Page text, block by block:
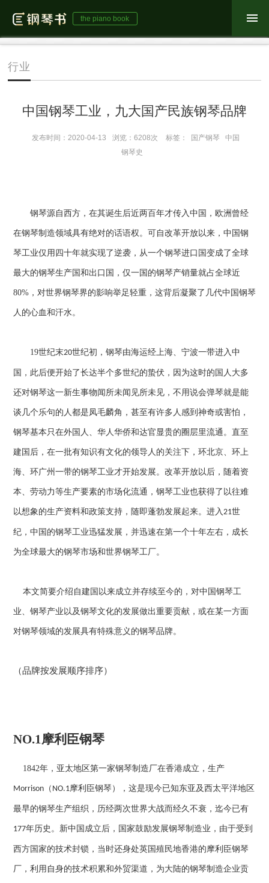
the piano book
行业
中国钢琴工业，九大国产民族钢琴品牌
发布时间：2020-04-13 浏览：6208次 标签： 国产钢琴
中国
钢琴史
钢琴源自西方，在其诞生后近两百年才传入中国，欧洲曾经
在钢琴制造领域具有绝对的话语权。可自改革开放以来，中国钢
琴工业仅用四十年就实现了逆袭，从一个钢琴进口国变成了全球
最大的钢琴生产国和出口国，仅一国的钢琴产销量就占全球近
80%，对世界钢琴界的影响举足轻重，这背后凝聚了几代中国钢琴
人的心血和汗水。
19世纪末20世纪初，钢琴由海运经上海、宁波一带进入中
国，此后便开始了长达半个多世纪的蛰伏，因为这时的国人大多
还对钢琴这一新生事物闻所未闻见所未见，不用说会弹琴就是能
谈几个乐句的人都是凤毛麟角，甚至有许多人感到神奇或害怕，
钢琴基本只在外国人、华人华侨和达官显贵的圈层里流通。直至
建国后，在一批有知识有文化的领导人的关注下，环北京、环上
海、环广州一带的钢琴工业才开始发展。改革开放以后，随着资
本、劳动力等生产要素的市场化流通，钢琴工业也获得了以往难
以想象的生产资料和政策支持，随即蓬勃发展起来。进入 21世
纪，中国的钢琴工业迅猛发展，并迅速在第一个十年左右，成长
为全球最大的钢琴市场和世界钢琴工厂。
本文简要介绍自建国以来成立并存续至今的，对中国钢琴工
业、钢琴产业以及钢琴文化的发展做出重要贡献，或在某一方面
对钢琴领域的发展具有特殊意义的钢琴品牌。
（品牌按发展顺序排序）
NO.1 摩利臣钢琴
1842年，亚太地区第一家钢琴制造厂在香港成立，生产
Morrison（ NO.1摩利臣钢琴），这是现今已知东亚及西太平洋地区
最早的钢琴生产组织，历经两次世界大战而经久不衰，迄今已有
177年历史。新中国成立后，国家鼓励发展钢琴制造业，由于受到
西方国家的技术封锁，当时还身处英国殖民地香港的摩利臣钢琴
厂，利用自身的技术积累和外贸渠道，为大陆的钢琴制造企业贡